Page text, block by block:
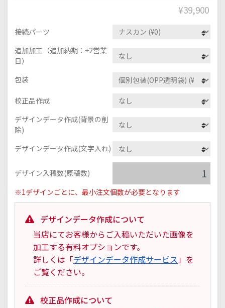
¥39,900
接続パーツ
追加加工（追加納期：+2営業
日）
包装
校正品作成
デザインデータ作成(背景の削
除)
デザインデータ作成(文字入れ)
デザイン入稿数(原稿数)
※1デザインごとに、最小注文個数が必要となります
デザインデータ作成について
当店にてお客様からご入稿いただいた画像を
加工する有料オプションです。
詳しくは「デザインデータ作成サービス 」を
ご覧ください。
校正品作成について